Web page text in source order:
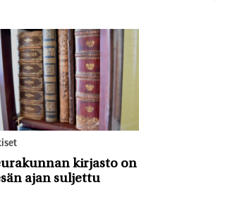
kirjasto on
ajan suljettu